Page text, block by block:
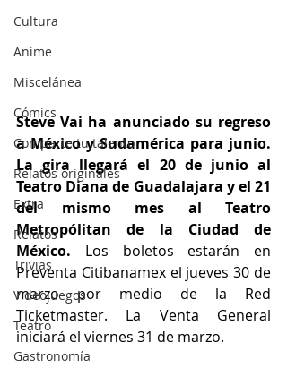
Cultura
Anime
Miscelánea
Cómics
Comparte tu talento
Relatos originales
Extra
Relatos
Trivias
Videojuegos
Teatro
Gastronomía
Steve Vai ha anunciado su regreso
a México y Sudamérica para junio.
La gira llegará el 20 de junio al
Teatro Diana de Guadalajara y el 21
del mismo mes al Teatro
Metropólitan de la Ciudad de
México. Los boletos estarán en
Preventa Citibanamex el jueves 30 de
marzo por medio de la Red
Ticketmaster. La Venta General
iniciará el viernes 31 de marzo.